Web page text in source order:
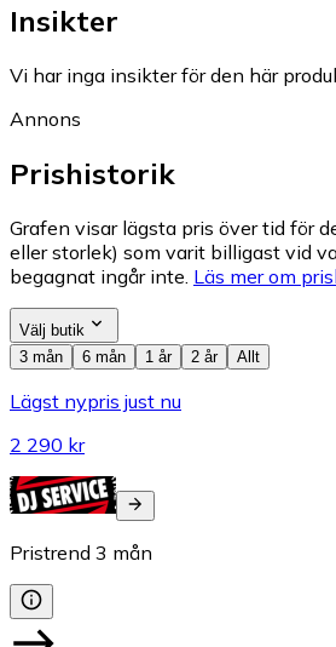
Insikter
Vi har inga insikter för den här
Annons
Prishistorik
Grafen visar lägsta pris över tid för
eller storlek) som varit billigast vid
begagnat ingår inte. Läs mer om
Välj butik
3 mån
6 mån 1 år 2 år Allt
Lägst nypris just nu
2 290 kr
Pristrend 3 mån